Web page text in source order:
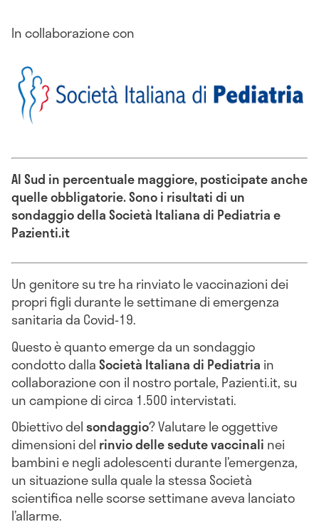
In collaborazione con
Al Sud in percentuale maggiore, posticipate anche
quelle obbligatorie. Sono i risultati di un
sondaggio della Società Italiana di Pediatria e
Pazienti.it
Un genitore su tre ha rinviato le vaccinazioni dei
propri figli durante le settimane di emergenza
sanitaria da Covid-19.
Questo è quanto emerge da un sondaggio
condotto dallaSocietà Italiana di Pediatria in
collaborazione con il nostro portale, Pazienti.it, su
un campione di circa 1.500 intervistati.
Obiettivo delsondaggio?Valutare le oggettive
dimensioni del rinvio delle sedute vaccinali nei
bambini e negli adolescenti durante l’emergenza,
un situazione sulla quale la stessa Società
scientifica nelle scorse settimane aveva lanciato
l’allarme.